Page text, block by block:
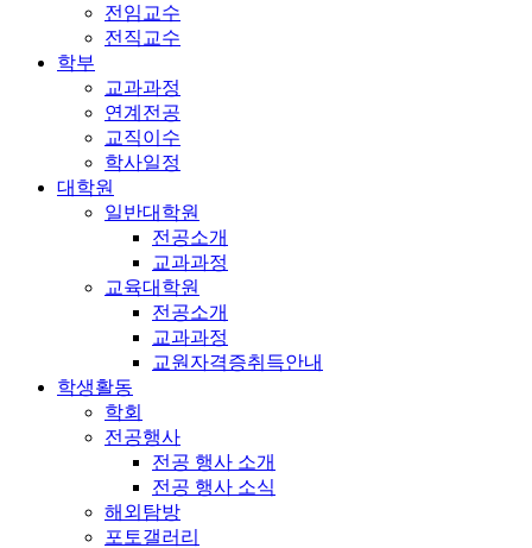
전임교수
전직교수
학부
교과과정
연계전공
교직이수
학사일정
대학원
일반대학원
전공소개
교과과정
교육대학원
전공소개
교과과정
교원자격증취득안내
학생활동
학회
전공행사
전공 행사 소개
전공 행사 소식
해외탐방
포토갤러리